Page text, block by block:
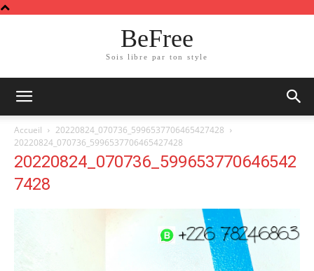
BeFree
Sois libre par ton style
Accueil
20220824_070736_5996537706465427428
20220824_070736_5996537706465427428
20220824_070736_599653770646542
7428